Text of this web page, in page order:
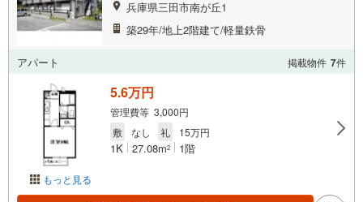
兵庫県三田市南が丘1
築29年/地上2階建て/軽量鉄骨
アパート 掲載物件 7件
もっと見る
5.6万円
管理費等 3,000円
敷
なし 礼 15万円
1K 27.08m2 1階